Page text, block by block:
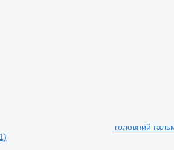
головний